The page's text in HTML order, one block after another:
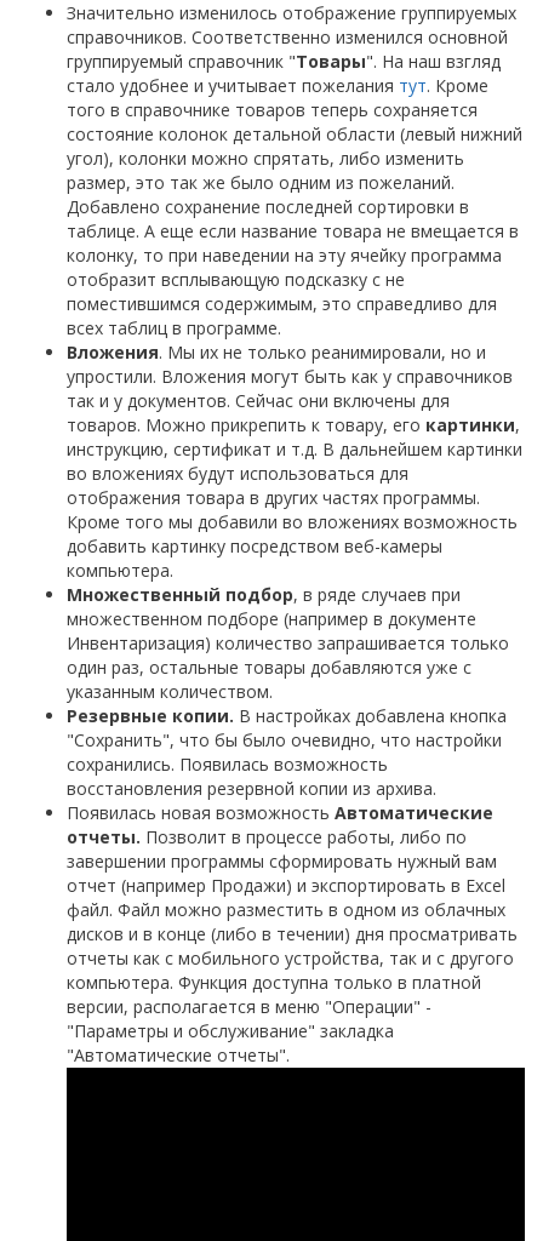
Значительно изменилось отображение группируемых
справочников. Соответственно изменился основной
группируемый справочник "Товары". На наш взгляд
стало удобнее и учитывает пожелания тут. Кроме
того в справочнике товаров теперь сохраняется
состояние колонок детальной области (левый нижний
угол), колонки можно спрятать, либо изменить
размер, это так же было одним из пожеланий.
Добавлено сохранение последней сортировки в
таблице. А еще если название товара не вмещается в
колонку, то при наведении на эту ячейку программа
отобразит всплывающую подсказку с не
поместившимся содержимым, это справедливо для
всех таблиц в программе.
Вложения. Мы их не только реанимировали, но и
упростили. Вложения могут быть как у справочников
так и у документов. Сейчас они включены для
товаров. Можно прикрепить к товару, его картинки,
инструкцию, сертификат и т.д. В дальнейшем картинки
во вложениях будут использоваться для
отображения товара в других частях программы.
Кроме того мы добавили во вложениях возможность
добавить картинку посредством веб-камеры
компьютера.
Множественный подбор, в ряде случаев при
множественном подборе (например в документе
Инвентаризация) количество запрашивается только
один раз, остальные товары добавляются уже с
указанным количеством.
Резервные копии. В настройках добавлена кнопка
"Сохранить", что бы было очевидно, что настройки
сохранились. Появилась возможность
восстановления резервной копии из архива.
Появилась новая возможность Автоматические
отчеты. Позволит в процессе работы, либо по
завершении программы сформировать нужный вам
отчет (например Продажи) и экспортировать в Excel
файл. Файл можно разместить в одном из облачных
дисков и в конце (либо в течении) дня просматривать
отчеты как с мобильного устройства, так и с другого
компьютера. Функция доступна только в платной
версии, располагается в меню "Операции" -
"Параметры и обслуживание" закладка
"Автоматические отчеты".